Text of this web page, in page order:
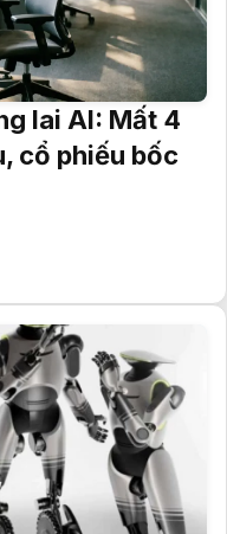
lai AI: Mất 4
cổ phiếu bốc